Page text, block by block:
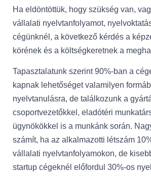
Ha eldöntöttük, hogy szükség van,
vállalati nyelvtanfolyamot,
cégünknél, a következő kérdés a
körének és a költségkeretnek a
Tapasztalatunk szerint 90%-ban a
kapnak lehetőséget valamilyen
nyelvtanulásra, de találkozunk a
csoportvezetőkkel, eladótéri
ügynökökkel is a munkánk során.
számít, ha az alkalmazotti létszám
vállalati nyelvtanfolyamokon, de
startup cégeknél előfordul 30%-os